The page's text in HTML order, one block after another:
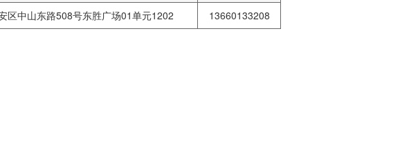
区中山东路508号东胜广场01单元1202 13660133208